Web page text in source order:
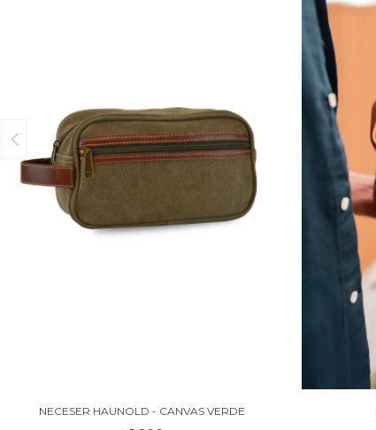
NECESER HAUNOLD - CANVAS VERDE